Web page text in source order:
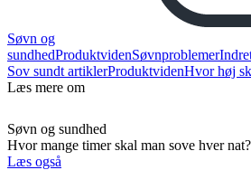
Søvn og
sundhedProduktvidenSøvnproblemer
Sov sundt artiklerProduktvidenHvor høj
Læs mere om
Søvn og sundhed
Hvor mange timer skal man sove hver nat?
Læs også